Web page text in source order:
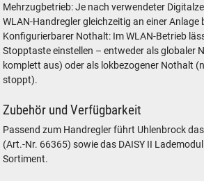
Mehrzugbetrieb: Je nach verwendeter
WLAN-Handregler gleichzeitig an einer Anlage
Konfigurierbarer Nothalt: Im WLAN-Betrieb
Stopptaste einstellen – entweder als globaler
komplett aus) oder als lokbezogener Nothalt
stoppt).
Zubehör und Verfügbarkeit
Passend zum Handregler führt Uhlenbrock das
(Art.-Nr. 66365) sowie das DAISY II
Sortiment.